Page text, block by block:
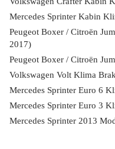
Mercedes Sprinter Kabin
Peugeot Boxer / Citroën
2017)
Peugeot Boxer / Citroën
Volkswagen Volt Klima
Mercedes Sprinter Euro 6
Mercedes Sprinter Euro 3
Mercedes Sprinter 2013